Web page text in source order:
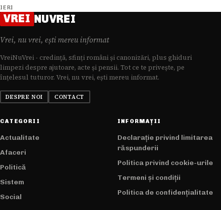
IERI
VREI NUVREI
Vrei, nu vrei, ești mereu informat
VreiNuVrei - credință, sfinți români și canonizări, plus ghiduri
limpezi despre ajutoare, acte și pensii. Tot ce te privește, pe
înțelesul tuturor. Vrei, nu vrei, ești mereu informat.
DESPRE NOI CONTACT
CATEGORII
Actualitate
Afaceri
Politică
Sistem
Social
INFORMAȚII
Declarație privind limitarea
răspunderii
Politica privind cookie-urile
Termeni și condiții
Politica de confidențialitate